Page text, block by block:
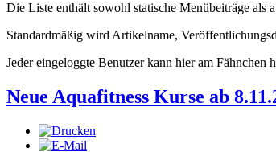
Die Liste enthält sowohl statische Menübeiträge als
Standardmäßig wird Artikelname,
Jeder eingeloggte Benutzer kann hier am
Neue Aquafitness Kurse ab